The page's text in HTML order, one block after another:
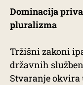
Dominacija
pluralizma
Tržišni zakoni
državnih
Stvaranje okvira